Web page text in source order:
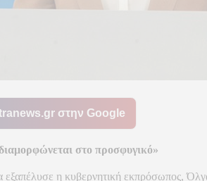
στην Google
στο προσφυγικό»
εξαπέλυσε η κυβερνητική εκπρόσωπος,